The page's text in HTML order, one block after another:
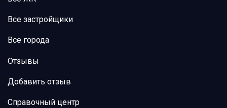
Все застройщики
Все города
Отзывы
Добавить отзыв
Справочный центр